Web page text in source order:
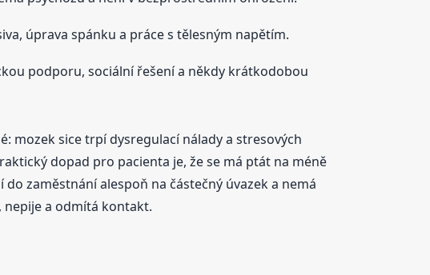
úprava spánku a práce s tělesným napětím.
podporu, sociální řešení a někdy krátkodobou
mozek sice trpí dysregulací nálady a stresových
dopad pro pacienta je, že se má ptát na méně
zaměstnání alespoň na částečný úvazek a nemá
nepije a odmítá kontakt.